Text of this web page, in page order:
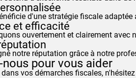
d'une stratégie fiscale
et efficacité
ouvertement et clairement avec
notre réputation grâce à notre
pour vous aider
vos démarches fiscales,